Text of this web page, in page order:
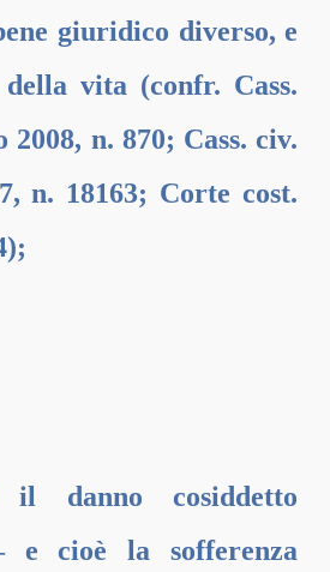
giuridico diverso, e
vita (confr. Cass.
2008, n. 870; Cass. civ.
n. 18163; Corte cost.
danno cosiddetto
e cioè la sofferenza